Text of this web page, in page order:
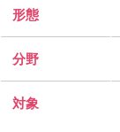
形態
分野
対象